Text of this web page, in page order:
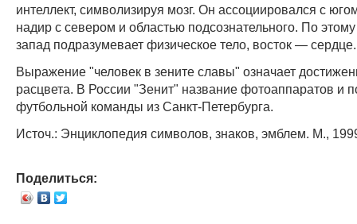
интеллект, символизируя мозг. Он ассоциировался с
надир с севером и областью подсознательного. По
запад подразумевает физическое тело, восток — сердце.
Выражение "человек в зените славы" означает
расцвета. В России "Зенит" название фотоаппаратов и
футбольной команды из Санкт-Петербурга.
Источ.: Энциклопедия символов, знаков, эмблем. М.,
Поделиться: